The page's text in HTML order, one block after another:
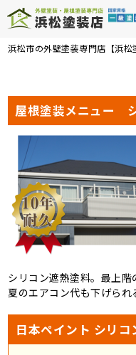
Skip
浜松市の外壁塗装専門店【浜松
屋根塗装メニュー
シリコン遮熱塗料。最上階
夏のエアコン代も下げられ
日本ペイント シリ